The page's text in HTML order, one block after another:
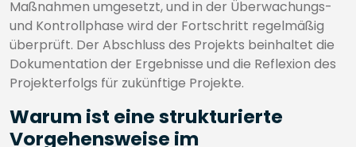
Maßnahmen umgesetzt, und in der Überwachungs-
und Kontrollphase wird der Fortschritt regelmäßig
überprüft. Der Abschluss des Projekts beinhaltet die
Dokumentation der Ergebnisse und die Reflexion des
Projekterfolgs für zukünftige Projekte.
Warum ist eine strukturierte
Vorgehensweise im